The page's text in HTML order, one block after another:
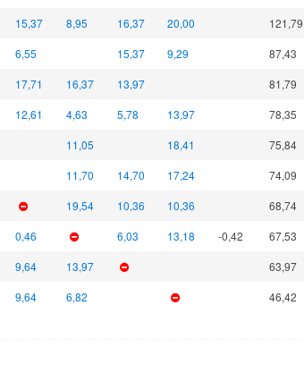
15,37 8,95 16,37 20,00 121,79
6,55 15,37 9,29 87,43
17,71 16,37 13,97 81,79
12,61 4,63 5,78 13,97 78,35
11,05 18,41 75,84
11,70 14,70 17,24 74,09
19,54 10,36 10,36 68,74
0,46 6,03 13,18 -0,42 67,53
9,64 13,97 63,97
9,64 6,82 46,42